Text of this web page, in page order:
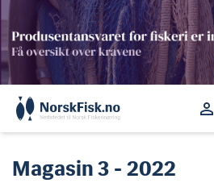
Skip
to
content
perm_identity
Magasin3 - 2022